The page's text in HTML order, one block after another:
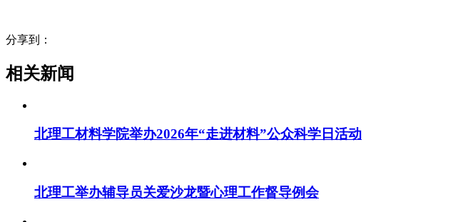
分享到：
相关新闻
北理工材料学院举办2026年“走进材料”公众科学日活动
北理工举办辅导员关爱沙龙暨心理工作督导例会